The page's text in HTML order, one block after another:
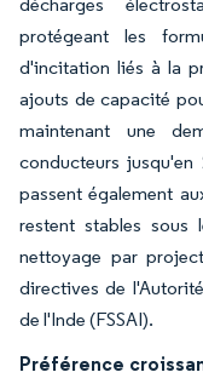
décharges
protégeant les
d'incitation liés à la
ajouts de capacité
maintenant une
conducteurs jusqu'en
passent également
restent stables sous
nettoyage par
directives de
de l'Inde (FSSAI).
Préférence